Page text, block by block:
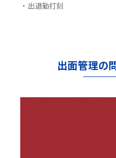
・出退勤打刻
出面管理の